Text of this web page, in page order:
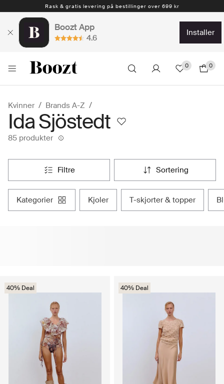
1-4 arbeidsdager
Boozt App
4.6
installer
0 0
Kvinner Brands A-Z
Ida Sjöstedt
85 produkter
filtre sortering
kategorier kjoler t-skjorter & topper
40% Deal 40% Deal